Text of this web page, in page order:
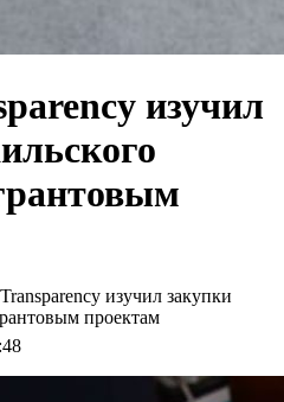
изучил
изучил закупки
проектам